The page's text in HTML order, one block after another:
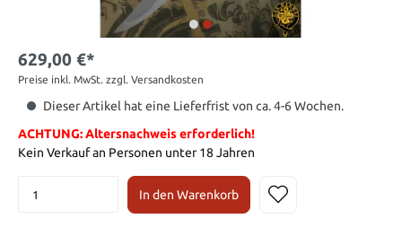
629,00 €*
Preise inkl. MwSt. zzgl. Versandkosten
Dieser Artikel hat eine Lieferfrist von ca. 4-6 Wochen.
ACHTUNG: Altersnachweis erforderlich!
Kein Verkauf an Personen unter 18 Jahren
In den Warenkorb